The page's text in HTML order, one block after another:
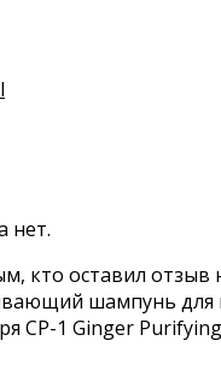
нет.
кто оставил отзыв
шампунь для
CP-1 Ginger